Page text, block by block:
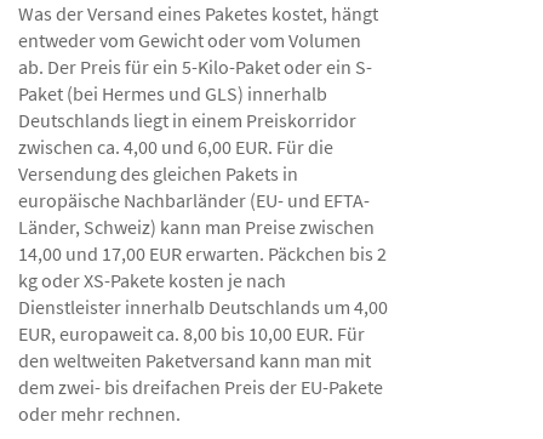
Was der Versand eines Paketes kostet, hängt
entweder vom Gewicht oder vom Volumen
ab. Der Preis für ein 5-Kilo-Paket oder ein S-
Paket (bei Hermes und GLS) innerhalb
Deutschlands liegt in einem Preiskorridor
zwischen ca. 4,00 und 6,00 EUR. Für die
Versendung des gleichen Pakets in
europäische Nachbarländer (EU- und EFTA-
Länder, Schweiz) kann man Preise zwischen
14,00 und 17,00 EUR erwarten. Päckchen bis 2
kg oder XS-Pakete kosten je nach
Dienstleister innerhalb Deutschlands um 4,00
EUR, europaweit ca. 8,00 bis 10,00 EUR. Für
den weltweiten Paketversand kann man mit
dem zwei- bis dreifachen Preis der EU-Pakete
oder mehr rechnen.